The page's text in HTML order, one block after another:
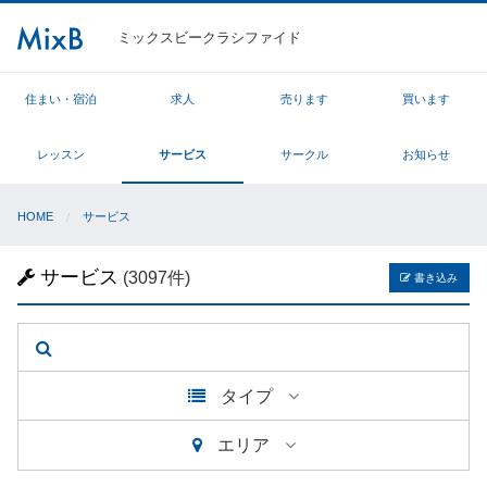
ミックスビークラシファイド
住まい・宿泊 求人 売ります 買います
レッスン サービス サークル お知らせ
HOME サービス
サービス (3097件) 書き込み
タイプ
エリア